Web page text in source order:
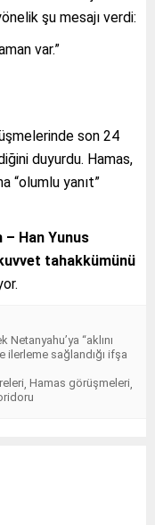
şu mesajı verdi:
var.”
son 24
duyurdu. Hamas,
“olumlu yanıt”
– Han Yunus
tahakkümünü
“aklını
ilerleme sağlandığı ifşa
Hamas görüşmeleri